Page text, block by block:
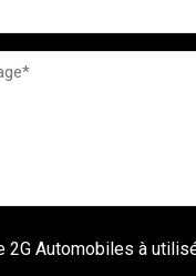
2G Automobiles à